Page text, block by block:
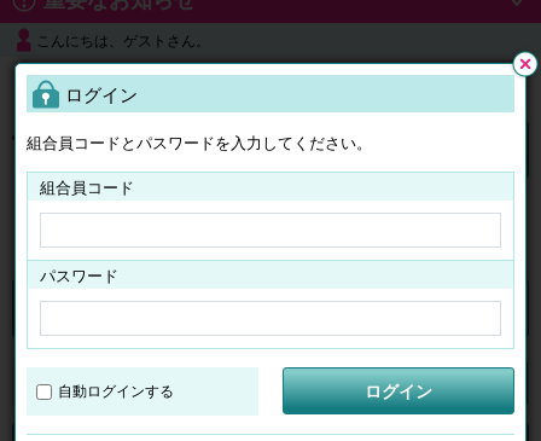
こんにちは、ゲストさん。
よくある質問
ログイン
チケット マイページ
検索
ログイン
組合員コードとパスワードを入力してください。
組合員コード
パスワード
自動ログインする ログイン